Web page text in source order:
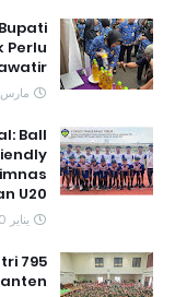
Perlu
مارس 17, 2025
Ball
U20
يناير 30, 2024